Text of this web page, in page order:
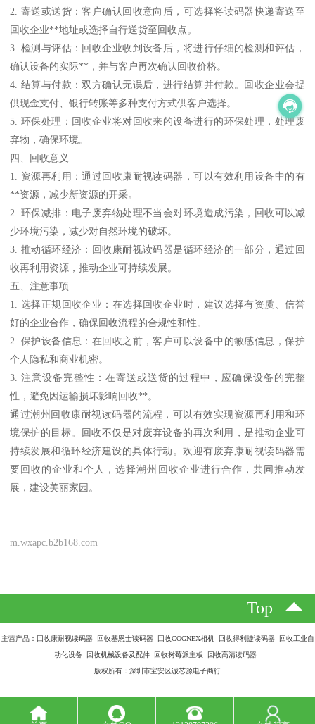
2. 寄送或送货：客户确认回收意向后，可选择将读码器快递寄送至
回收企业**地址或选择自行送货至回收点。
3. 检测与评估：回收企业收到设备后，将进行仔细的检测和评估，
确认设备的实际**，并与客户再次确认回收价格。
4. 结算与付款：双方确认无误后，进行结算并付款。回收企业会提
供现金支付、银行转账等多种支付方式供客户选择。
5. 环保处理：回收企业将对回收来的设备进行的环保处理，处理废
弃物，确保环境。
四、回收意义
1. 资源再利用：通过回收康耐视读码器，可以有效利用设备中的有
**资源，减少新资源的开采。
2. 环保减排：电子废弃物处理不当会对环境造成污染，回收可以减
少环境污染，减少对自然环境的破坏。
3. 推动循环经济：回收康耐视读码器是循环经济的一部分，通过回
收再利用资源，推动企业可持续发展。
五、注意事项
1. 选择正规回收企业：在选择回收企业时，建议选择有资质、信誉
好的企业合作，确保回收流程的合规性和性。
2. 保护设备信息：在回收之前，客户可以设备中的敏感信息，保护
个人隐私和商业机密。
3. 注意设备完整性：在寄送或送货的过程中，应确保设备的完整
性，避免因运输损坏影响回收**。
通过潮州回收康耐视读码器的流程，可以有效实现资源再利用和环
境保护的目标。回收不仅是对废弃设备的再次利用，是推动企业可
持续发展和循环经济建设的具体行动。欢迎有废弃康耐视读码器需
要回收的企业和个人，选择潮州回收企业进行合作，共同推动发
展，建设美丽家园。
m.wxapc.b2b168.com
Top
主营产品：回收康耐视读码器 回收基恩士读码器 回收COGNEX相机 回收得利捷读码器 回收工业自
动化设备 回收机械设备及配件 回收树莓派主板 回收高清读码器
版权所有：深圳市宝安区诚芯源电子商行